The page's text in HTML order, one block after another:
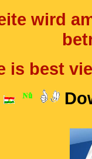
wird
is best